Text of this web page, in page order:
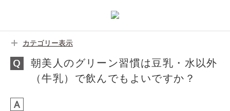
カテゴリー表示
朝美人のグリーン習慣は豆乳・水以外
（牛乳）で飲んでもよいですか？